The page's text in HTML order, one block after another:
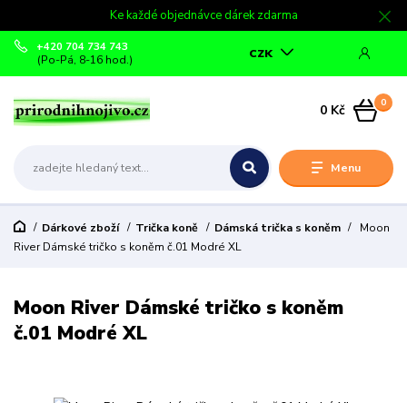
Ke každé objednávce dárek zdarma
Menu
CZK
+420 704 734 743
(Po-Pá, 8-16 hod.)
0
0 Kč
Dárkové zboží Trička koně Dámská trička s koněm
Moon
River Dámské tričko s koněm č.01 Modré XL
Moon River Dámské tričko s koněm
č.01 Modré XL